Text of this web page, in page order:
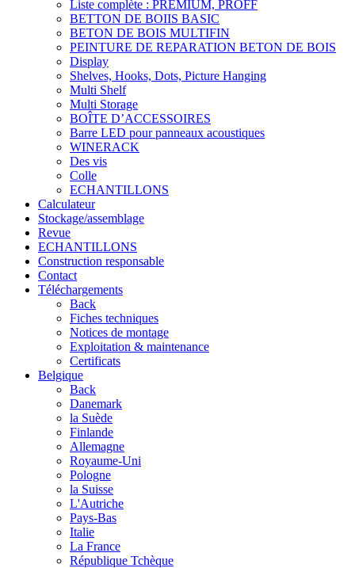
Liste complète : PREMIUM, PROFF
BETTON DE BOIIS BASIC
BETON DE BOIS MULTIFIN
PEINTURE DE REPARATION BETON DE BOIS
Display
Shelves, Hooks, Dots, Picture Hanging
Multi Shelf
Multi Storage
BOÎTE D’ACCESSOIRES
Barre LED pour panneaux acoustiques
WINERACK
Des vis
Colle
ECHANTILLONS
Calculateur
Stockage/assemblage
Revue
ECHANTILLONS
Construction responsable
Contact
Téléchargements
Back
Fiches techniques
Notices de montage
Exploitation & maintenance
Certificats
Belgique
Back
Danemark
la Suède
Finlande
Allemagne
Royaume-Uni
Pologne
la Suisse
L'Autriche
Pays-Bas
Italie
La France
République Tchèque